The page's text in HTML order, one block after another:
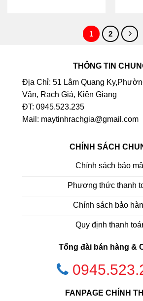
1 2
THÔNG TIN
Địa Chỉ: 51 Lâm Quang
Vân, Rạch Giá, Kiên Giang
ĐT: 0945.523.235
Mail: maytinhrachgia@gmail.com
CHÍNH SÁCH
Chính sách bảo
Phương thức thanh
Chính sách bảo
Quy định thanh
Tổng đài bán hàng &
FANPAGE CHÍNH